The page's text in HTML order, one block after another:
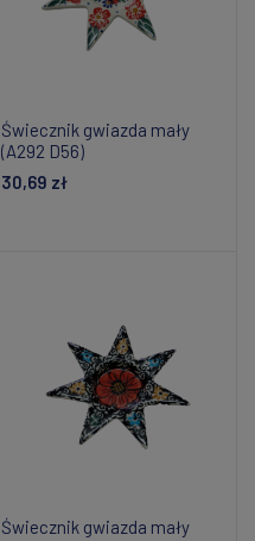
Świecznik gwiazda mały
(A292 D56)
30,69 zł
Świecznik gwiazda mały